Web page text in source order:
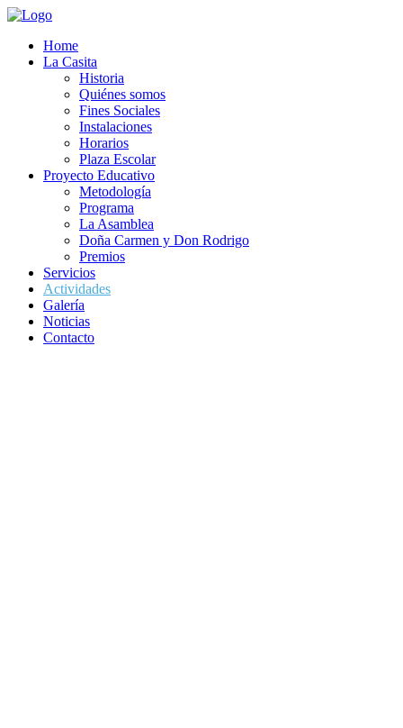
Home
La Casita
Historia
Quiénes somos
Fines Sociales
Instalaciones
Horarios
Plaza Escolar
Proyecto Educativo
Metodología
Programa
La Asamblea
Doña Carmen y Don Rodrigo
Premios
Servicios
Actividades
Galería
Noticias
Contacto